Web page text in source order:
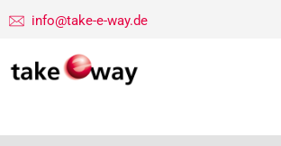
info@take-e-way.de